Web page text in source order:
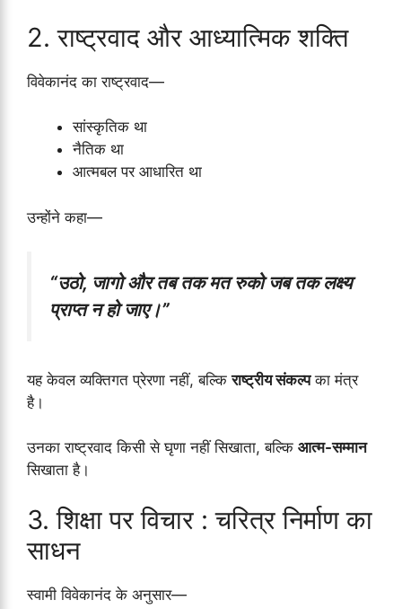
2. राष्ट्रवाद और आध्यात्मिक शक्ति
विवेकानंद का राष्ट्रवाद—
सांस्कृतिक था
नैतिक था
आत्मबल पर आधारित था
उन्होंने कहा—
“उठो, जागो और तब तक मत रुको जब तक लक्ष्य
प्राप्त न हो जाए।”
यह केवल व्यक्तिगत प्रेरणा नहीं, बल्किराष्ट्रीय संकल्पका मंत्र
है।
उनका राष्ट्रवाद किसी से घृणा नहीं सिखाता, बल्कि आत्म-सम्मान
सिखाता है।
3. शिक्षा पर विचार : चरित्र निर्माण का
साधन
स्वामी विवेकानंद के अनुसार—